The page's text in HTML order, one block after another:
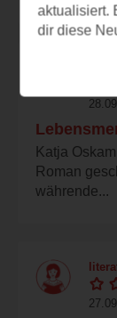
Katja
Roman
währende...
aktualisiert.
dir diese